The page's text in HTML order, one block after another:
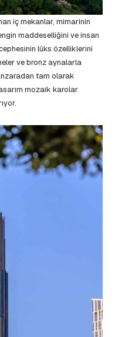
iç mekanlar, mimarinin
maddeselliğini ve insan
lüks özelliklerini
ve bronz aynalarla
tam olarak
mozaik karolar